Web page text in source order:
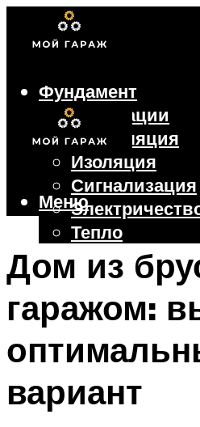
Фундамент
Коммуникации
Вентиляция
Изоляция
Сигнализация
Тепло
Крыша
Ворота
Меню
Меню
Дом из
гаражом:
вариант